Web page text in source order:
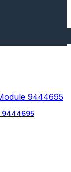
9444695